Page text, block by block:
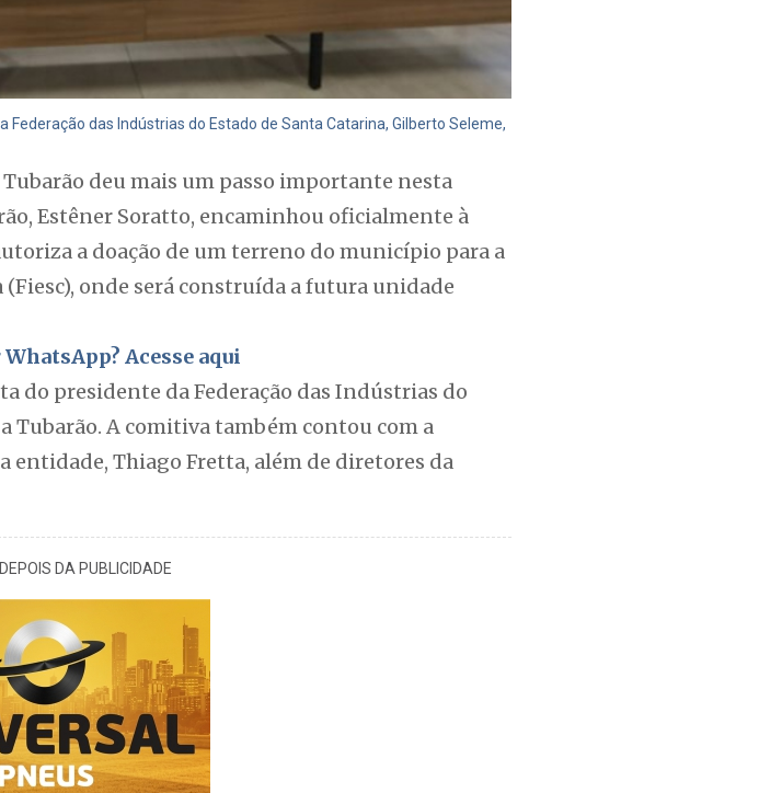
das Indústrias do Estado de Santa Catarina, Gilberto Seleme,
deu mais um passo importante nesta
Estêner Soratto, encaminhou oficialmente à
a doação de um terreno do município para a
onde será construída a futura unidade
Acesse aqui
do presidente da Federação das Indústrias do
Tubarão. A comitiva também contou com a
entidade, Thiago Fretta, além de diretores da
DA PUBLICIDADE